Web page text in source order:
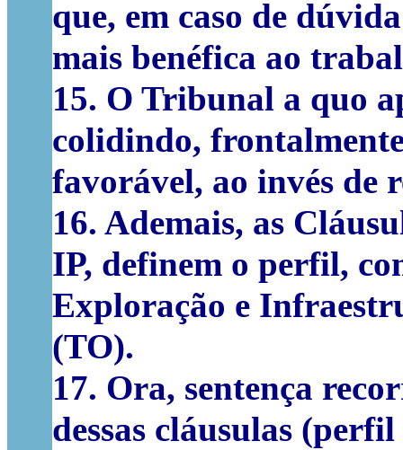
que, em caso de
mais benéfica ao
15. O Tribunal a quo
colidindo,
favorável, ao invés de
16. Ademais, as
IP, definem o perfil,
Exploração e
(TO).
17. Ora, sentença
dessas cláusulas